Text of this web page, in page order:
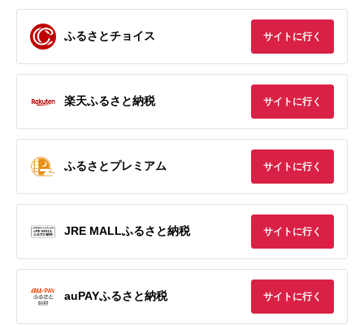
ふるさとチョイス サイトに行く
楽天ふるさと納税 サイトに行く
ふるさとプレミアム サイトに行く
JRE MALLふるさと納税 サイトに行く
auPAYふるさと納税 サイトに行く